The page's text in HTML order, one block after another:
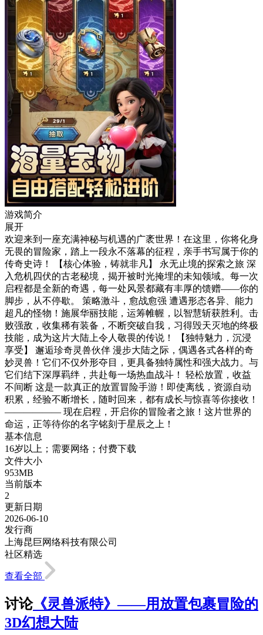
游戏简介
展开
欢迎来到一座充满神秘与机遇的广袤世界！在这里，你将化身
无畏的冒险家，踏上一段永不落幕的征程，亲手书写属于你的
传奇史诗！ 【核心体验，铸就非凡】 永无止境的探索之旅 深
入危机四伏的古老秘境，揭开被时光掩埋的未知领域。每一次
启程都是全新的奇遇，每一处风景都藏有丰厚的馈赠——你的
脚步，从不停歇。 策略激斗，愈战愈强 遭遇形态各异、能力
超凡的怪物！施展华丽技能，运筹帷幄，以智慧斩获胜利。击
败强敌，收集稀有装备，不断突破自我，习得毁天灭地的终极
技能，成为这片大陆上令人敬畏的传说！ 【独特魅力，沉浸
享受】 邂逅珍奇灵兽伙伴 漫步大陆之际，偶遇各式各样的奇
妙灵兽！它们不仅外形夺目，更具备独特属性和强大战力。与
它们结下深厚羁绊，共赴每一场热血战斗！ 轻松放置，收益
不间断 这是一款真正的放置冒险手游！即使离线，资源自动
积累，经验不断增长，随时回来，都有成长与惊喜等你接收！
—————— 现在启程，开启你的冒险者之旅！这片世界的
命运，正等待你的名字铭刻于星辰之上！
基本信息
16岁以上；需要网络；付费下载
文件大小
953MB
当前版本
2
更新日期
2026-06-10
发行商
上海昆巨网络科技有限公司
社区精选
查看全部
讨论《灵兽派特》——用放置包裹冒险的
3D幻想大陆